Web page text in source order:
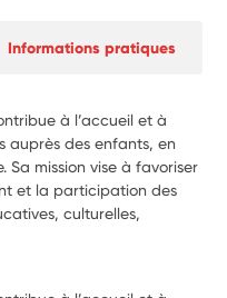
Informations pratiques
à l’accueil et à
auprès des enfants, en
Sa mission vise à favoriser
et la participation des
culturelles,